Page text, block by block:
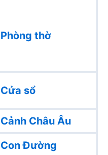
Phòng thờ
Cửa sổ
Cảnh Châu Âu
Con Đường